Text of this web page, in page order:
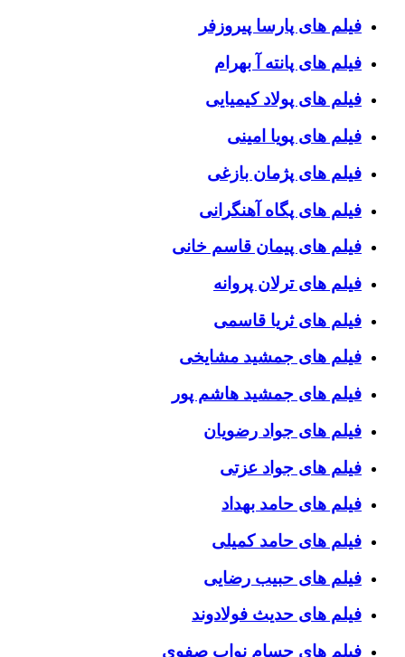
فیلم های پارسا پیروزفر
فیلم های پانته آ بهرام
فیلم های پولاد کیمیایی
فیلم های پویا امینی
فیلم های پژمان بازغی
فیلم های پگاه آهنگرانی
فیلم های پیمان قاسم خانی
فیلم های ترلان پروانه
فیلم های ثریا قاسمی
فیلم های جمشید مشایخی
فیلم های جمشید هاشم پور
فیلم های جواد رضویان
فیلم های جواد عزتی
فیلم های حامد بهداد
فیلم های حامد کمیلی
فیلم های حبیب رضایی
فیلم های حدیث فولادوند
فیلم های حسام نواب صفوی